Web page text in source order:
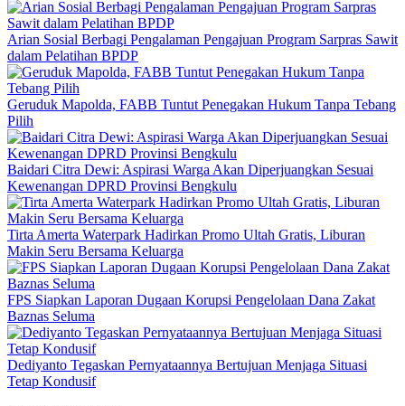
Arian Sosial Berbagi Pengalaman Pengajuan Program Sarpras Sawit
dalam Pelatihan BPDP
Geruduk Mapolda, FABB Tuntut Penegakan Hukum Tanpa Tebang
Pilih
Baidari Citra Dewi: Aspirasi Warga Akan Diperjuangkan Sesuai
Kewenangan DPRD Provinsi Bengkulu
Tirta Amerta Waterpark Hadirkan Promo Ultah Gratis, Liburan
Makin Seru Bersama Keluarga
FPS Siapkan Laporan Dugaan Korupsi Pengelolaan Dana Zakat
Baznas Seluma
Dediyanto Tegaskan Pernyataannya Bertujuan Menjaga Situasi
Tetap Kondusif